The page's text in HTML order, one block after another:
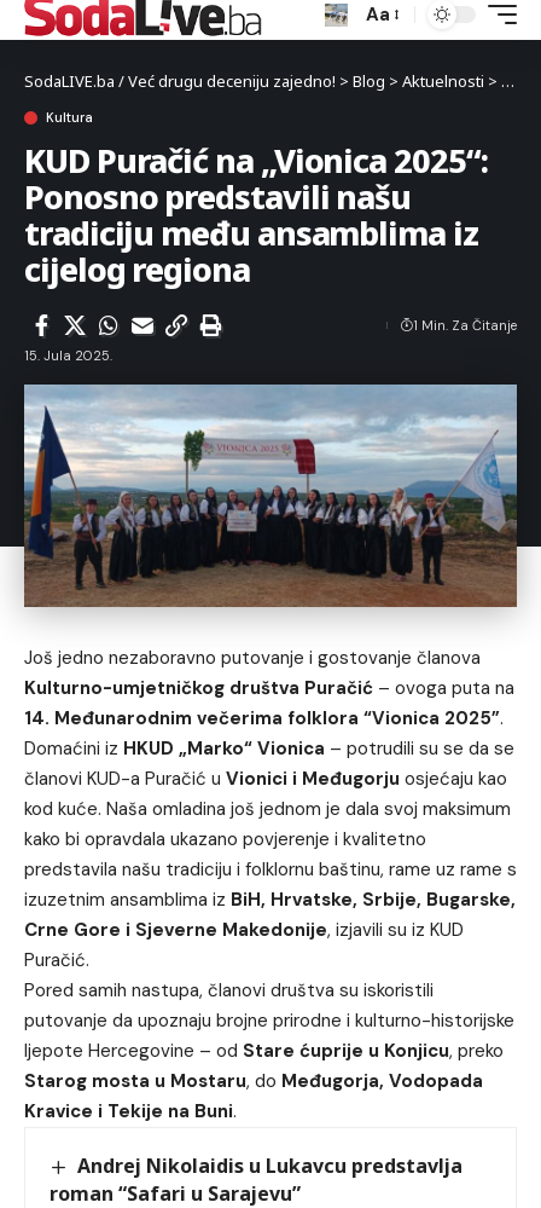
Aa
SodaLIVE.ba / Već drugu deceniju zajedno! > Blog > Aktuelnosti >
Kultura
KUD Puračić na „Vionica 2025“:
Ponosno predstavili našu
tradiciju među ansamblima iz
cijelog regiona
15. Jula 2025.
1 Min. Za Čitanje
Još jedno nezaboravno putovanje i gostovanje članova
Kulturno-umjetničkog društva Puračić – ovoga puta na
14. Međunarodnim večerima folklora “Vionica 2025”.
Domaćini iz HKUD „Marko“ Vionica – potrudili su se da se
članovi KUD-a Puračić u Vionici i Međugorju osjećaju kao
kod kuće. Naša omladina još jednom je dala svoj maksimum
kako bi opravdala ukazano povjerenje i kvalitetno
predstavila našu tradiciju i folklornu baštinu, rame uz rame s
izuzetnim ansamblima iz BiH, Hrvatske, Srbije, Bugarske,
Crne Gore i Sjeverne Makedonije, izjavili su iz KUD
Puračić.
Pored samih nastupa, članovi društva su iskoristili
putovanje da upoznaju brojne prirodne i kulturno-historijske
ljepote Hercegovine – od Stare ćuprije u Konjicu, preko
Starog mosta u Mostaru, do Međugorja, Vodopada
Kravice i Tekije na Buni.
Andrej Nikolaidis u Lukavcu predstavlja
roman “Safari u Sarajevu”